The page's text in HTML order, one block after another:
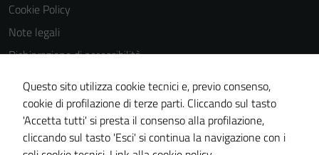
Cookie Policy
Note legali
Dichiarazione di accessibilità
Dichiarazione di accessibilità Servizi
Whistleblowing
Piano di miglioramento del sito
Area riservata
Questo sito utilizza cookie tecnici e, previo consenso,
cookie di profilazione di terze parti. Cliccando sul tasto
'Accetta tutti' si presta il consenso alla profilazione,
cliccando sul tasto 'Esci' si continua la navigazione con i